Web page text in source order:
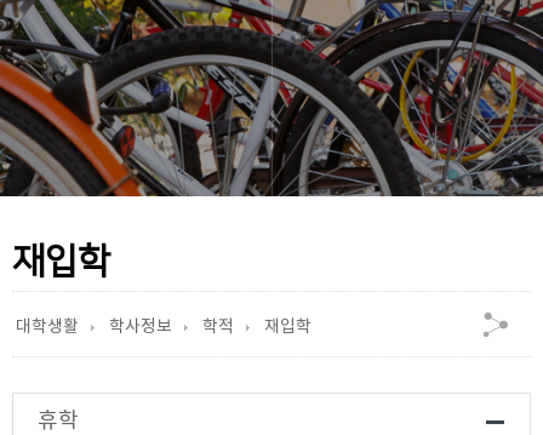
재입학
대학생활 학사정보 학적 재입학
휴학